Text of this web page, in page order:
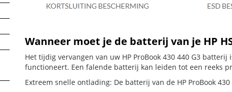
Wanneer moet je de batterij van je HP
Het tijdig vervangen van uw HP ProBook 430 440 G3
functioneert. Een falende batterij kan leiden tot een reeks
Extreem snelle ontlading: De batterij van de HP ProBook